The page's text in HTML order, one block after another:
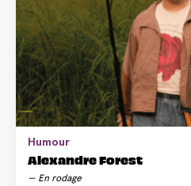
Humour
Alexandre Forest
En rodage